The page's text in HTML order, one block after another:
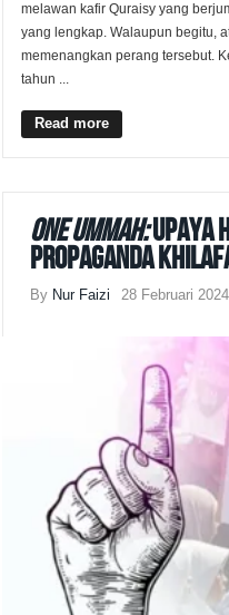
melawan kafir Quraisy yang
yang lengkap. Walaupun begitu,
memenangkan perang tersebut.
tahun ...
Read more
One Ummah:Upaya
Propaganda
By Nur Faizi 28 Februari 2024